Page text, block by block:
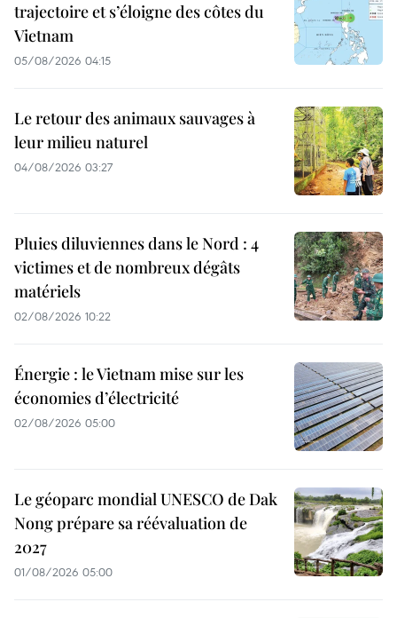
trajectoire et s’éloigne des côtes du
Vietnam
05/08/2026 04:15
Le retour des animaux sauvages à
leur milieu naturel
04/08/2026 03:27
Pluies diluviennes dans le Nord : 4
victimes et de nombreux dégâts
matériels
02/08/2026 10:22
Énergie : le Vietnam mise sur les
économies d’électricité
02/08/2026 05:00
Le géoparc mondial UNESCO de Dak
Nong prépare sa réévaluation de
2027
01/08/2026 05:00